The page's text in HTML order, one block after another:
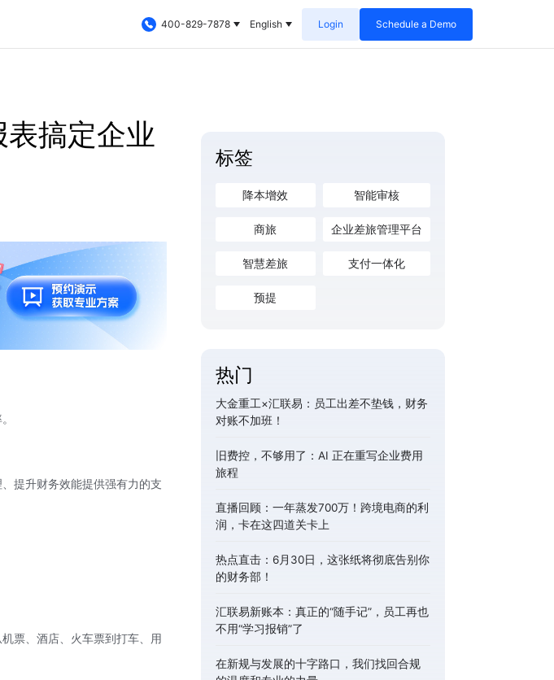
400-829-7878 English Login Schedule a Demo
搞定企业
提升财务效能提供强有力的支
机票、酒店、火车票到打车、用
标签
降本增效 智能审核
商旅 企业差旅管理平台
智慧差旅 支付一体化
预提
热门
大金重工×汇联易：员工出差不垫钱，财务
对账不加班！
旧费控，不够用了：AI 正在重写企业费用
旅程
直播回顾：一年蒸发700万！跨境电商的利
润，卡在这四道关卡上
热点直击：6月30日，这张纸将彻底告别你
的财务部！
汇联易新账本：真正的“随手记”，员工再也
不用“学习报销”了
在新规与发展的十字路口，我们找回合规